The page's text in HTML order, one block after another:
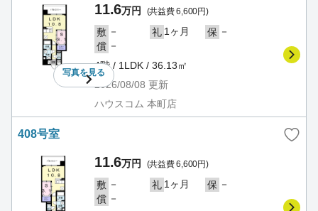
写真を見る
11.6万円 (共益費 6,600円)
敷 － 礼 1ヶ月 保 －
償 －
4階 / 1LDK / 36.13㎡
2026/08/08 更新
ハウスコム 本町店
408号室
11.6万円 (共益費 6,600円)
敷 － 礼 1ヶ月 保 －
償 －